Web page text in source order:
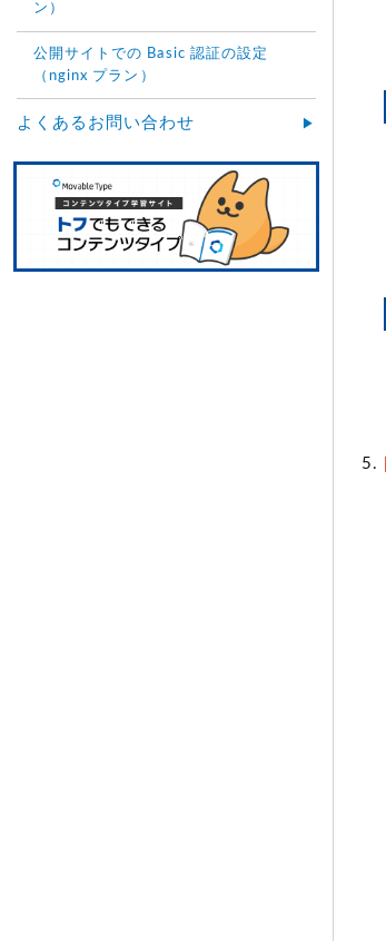
ン）
公開サイトでの Basic 認証の設定
（nginx プラン）
よくあるお問い合わせ